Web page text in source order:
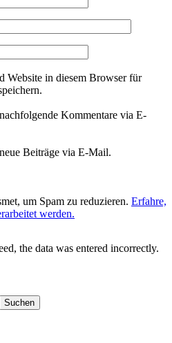
Website in diesem Browser für
Kommentare via E-
Beiträge via E-Mail.
um Spam zu reduzieren. Erfahre,
werden.
the data was entered incorrectly.